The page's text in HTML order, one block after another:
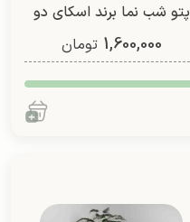
پتو شب نما برند اسکای دو
نفره (طرح 6)
1,600,000 تومان